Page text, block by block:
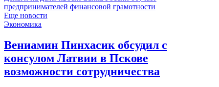
предпринимателей финансовой грамотности
Еще новости
Экономика
Вениамин Пинхасик обсудил с
консулом Латвии в Пскове
возможности сотрудничества